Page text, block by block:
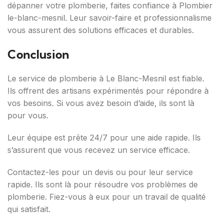
dépanner votre plomberie, faites confiance à Plombier
le-blanc-mesnil. Leur savoir-faire et professionnalisme
vous assurent des solutions efficaces et durables.
Conclusion
Le service de plomberie à Le Blanc-Mesnil est fiable.
Ils offrent des artisans expérimentés pour répondre à
vos besoins. Si vous avez besoin d’aide, ils sont là
pour vous.
Leur équipe est prête 24/7 pour une aide rapide. Ils
s’assurent que vous recevez un service efficace.
Contactez-les pour un devis ou pour leur service
rapide. Ils sont là pour résoudre vos problèmes de
plomberie. Fiez-vous à eux pour un travail de qualité
qui satisfait.